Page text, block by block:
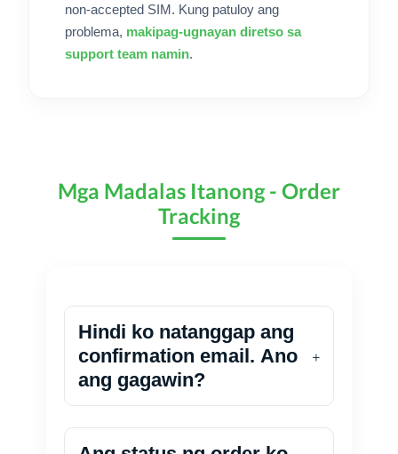
non-accepted SIM. Kung patuloy ang
problema, makipag-ugnayan diretso sa
support team namin.
Mga Madalas Itanong - Order
Tracking
Hindi ko natanggap ang
confirmation email. Ano
ang gagawin?